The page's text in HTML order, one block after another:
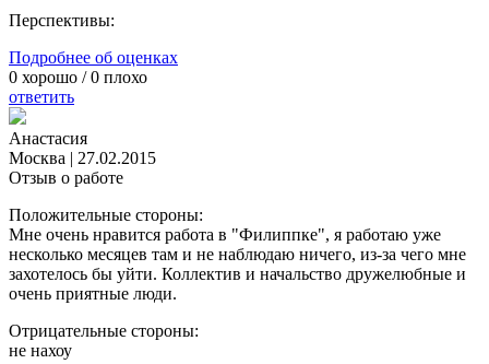
Перспективы:
Подробнее об оценках
0 хорошо /0 плохо
ответить
Анастасия
Москва | 27.02.2015
Отзыв о работе
Положительные стороны:
Мне очень нравится работа в "Филиппке", я работаю уже
несколько месяцев там и не наблюдаю ничего, из-за чего мне
захотелось бы уйти. Коллектив и начальство дружелюбные и
очень приятные люди.
Отрицательные стороны:
не нахоу